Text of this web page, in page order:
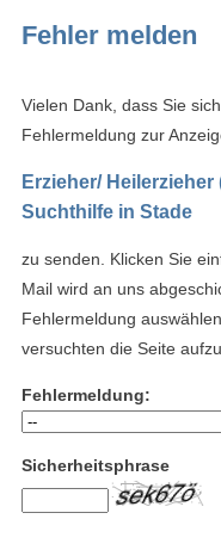
Fehler melden
Vielen Dank, dass Sie
Fehlermeldung zur
Erzieher/
Suchthilfe in Stade
zu senden. Klicken Sie
Mail wird an uns
Fehlermeldung
versuchten die Seite
Fehlermeldung:
Sicherheitsphrase